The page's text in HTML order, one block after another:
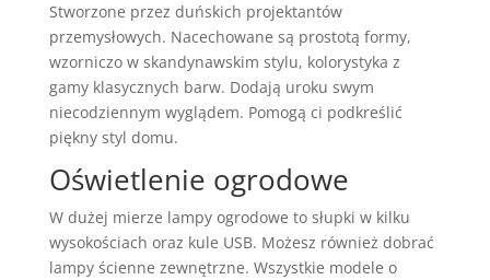
Stworzone przez duńskich projektantów
przemysłowych. Nacechowane są prostotą formy,
wzorniczo w skandynawskim stylu, kolorystyka z
gamy klasycznych barw. Dodają uroku swym
niecodziennym wyglądem. Pomogą ci podkreślić
piękny styl domu.
Oświetlenie ogrodowe
W dużej mierze lampy ogrodowe to słupki w kilku
wysokościach oraz kule USB. Możesz również dobrać
lampy ścienne zewnętrzne. Wszystkie modele o